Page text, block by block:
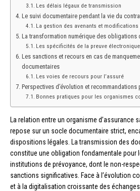
Les délais légaux de transmission
Le suivi documentaire pendant la vie du
La gestion des avenants et
La transformation numérique des obligations
Les spécificités de la preuve électronique
Les sanctions et recours en cas de
documentaires
Les voies de recours pour l’assuré
Perspectives d’évolution et recommandations
Bonnes pratiques pour les organismes
La relation entre un organisme d’assurance
repose sur un socle documentaire strict,
dispositions légales. La transmission des
constitue une obligation fondamentale pour
institutions de prévoyance, dont le non-
sanctions significatives. Face à l’évolution
et à la digitalisation croissante des